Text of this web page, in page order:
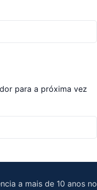
para a próxima vez
a mais de 10 anos no